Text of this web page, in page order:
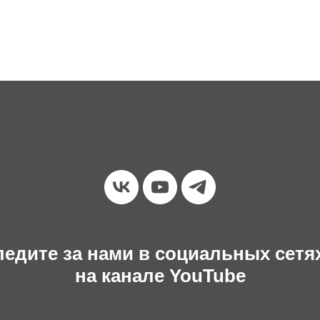
за нами в социальных
на канале YouTube